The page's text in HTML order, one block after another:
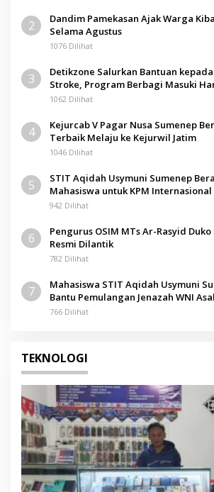
2
Dandim Pamekasan Ajak Warga
Selama Agustus
1076 Dilihat
3
Detikzone Salurkan Bantuan
Stroke, Program Berbagi Masuki
1062 Dilihat
4
Kejurcab V Pagar Nusa Sumenep
Terbaik Melaju ke Kejurwil Jatim
1046 Dilihat
5
STIT Aqidah Usymuni Sumenep
Mahasiswa untuk KPM
942 Dilihat
6
Pengurus OSIM MTs Ar-Rasyid
Resmi Dilantik
782 Dilihat
7
Mahasiswa STIT Aqidah Usymuni
Bantu Pemulangan Jenazah WNI
766 Dilihat
TEKNOLOGI